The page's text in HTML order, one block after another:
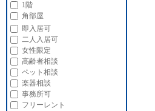
1階
角部屋
即入居可
二人入居可
女性限定
高齢者相談
ペット相談
楽器相談
事務所可
フリーレント